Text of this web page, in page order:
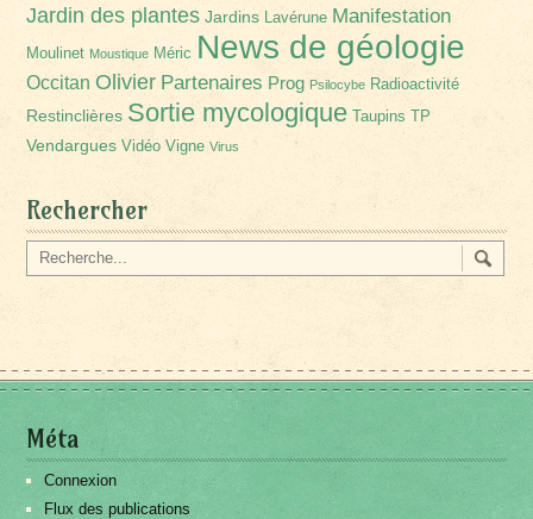
Jardin des plantes Jardins Lavérune Manifestation
Moulinet Moustique Méric News de géologie
Occitan Olivier Partenaires Prog Psilocybe Radioactivité
Restinclières Sortie mycologique Taupins TP
Vendargues Vidéo Vigne Virus
Rechercher
Méta
Connexion
Flux des publications